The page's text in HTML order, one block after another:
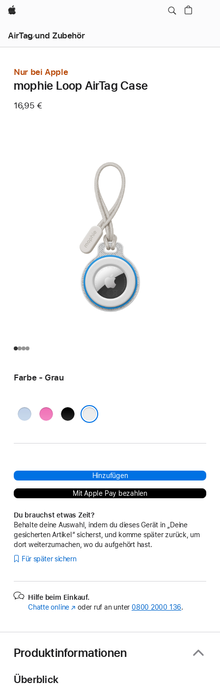
Apple
AirTag und Zubehör
Nur bei Apple
mophie Loop AirTag Case
16,95 €
Farbe - Grau
Blau Pink Schwarz
Hinzufügen
Mit Apple Pay bezahlen
Du brauchst etwas Zeit?
Behalte deine Auswahl, indem du dieses Gerät in „Deine
gesicherten Artikel“ sicherst, und komme später zurück, um
dort weiterzumachen, wo du aufgehört hast.
Für später sichern
Hilfe beim Einkauf.
Chatte online (Öffnet
oder ruf an unter 0800 2000 136.
Produktinformationen
Überblick